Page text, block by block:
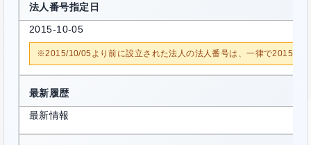
法人番号指定日
2015-10-05
※2015/10/05より前に設立された法人の法人番号は、一律で2015/10/
最新履歴
最新情報